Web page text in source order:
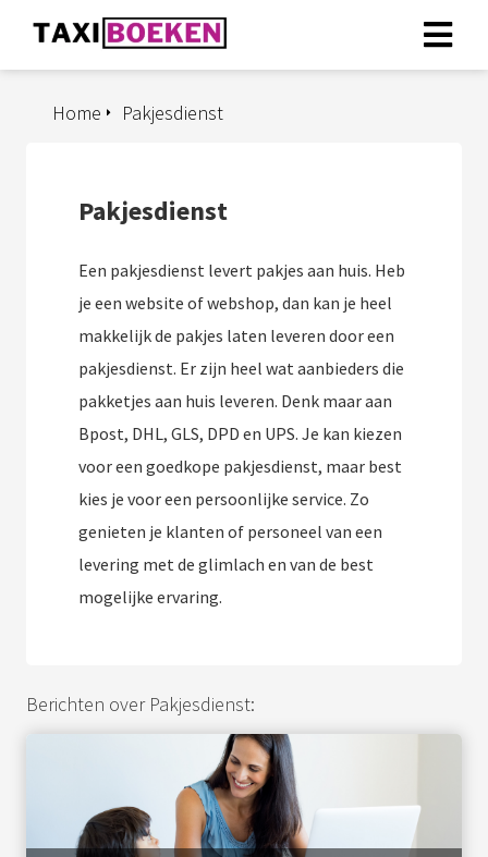
Pakjesdienst
Home
Pakjesdienst
Een pakjesdienst levert pakjes aan huis. Heb
je een website of webshop, dan kan je heel
makkelijk de pakjes laten leveren door een
pakjesdienst. Er zijn heel wat aanbieders die
pakketjes aan huis leveren. Denk maar aan
Bpost, DHL, GLS, DPD en UPS. Je kan kiezen
voor een goedkope pakjesdienst, maar best
kies je voor een persoonlijke service. Zo
genieten je klanten of personeel van een
levering met de glimlach en van de best
mogelijke ervaring.
Berichten over Pakjesdienst: